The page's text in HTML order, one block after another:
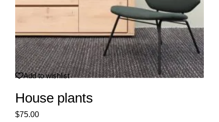
Add to wishlist
House plants
$75.00